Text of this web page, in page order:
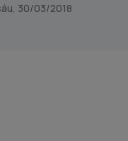
30/03/2018